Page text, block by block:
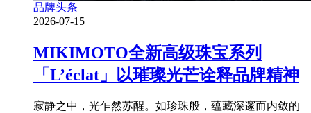
品牌头条
2026-07-15
MIKIMOTO全新高级珠宝系列
「L’éclat」以璀璨光芒诠释品牌精神
寂静之中，光乍然苏醒。如珍珠般，蕴藏深邃而内敛的